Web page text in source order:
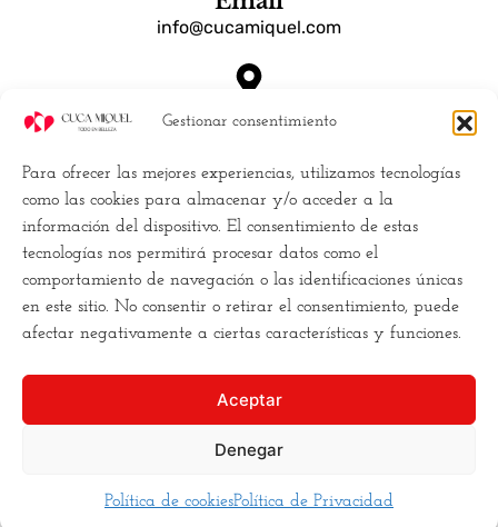
Gestionar consentimiento
Para ofrecer las mejores experiencias, utilizamos tecnologías
como las cookies para almacenar y/o acceder a la
información del dispositivo. El consentimiento de estas
tecnologías nos permitirá procesar datos como el
comportamiento de navegación o las identificaciones únicas
en este sitio. No consentir o retirar el consentimiento, puede
afectar negativamente a ciertas características y funciones.
Aceptar
Denegar
Política de cookiesPolítica de Privacidad
info@cucamiquel.com
Dónde estamos
Calle Luchana, 25 28010 Madrid España
Empresa
Políticas de Cookies (UE)
Política de privacidad
Términos y Condiciones
Conviertete en distribuidor
excelencia
necesitamosromper los moldes. Hacemos la estética
de una forma diferente,más cercana